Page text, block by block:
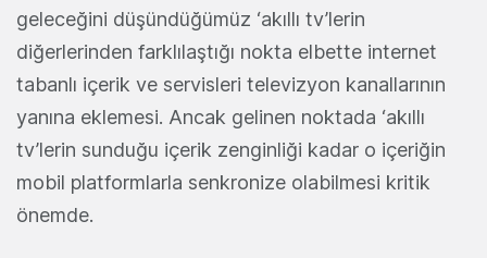
geleceğini düşündüğümüz ‘akıllı tv’lerin
diğerlerinden farklılaştığı nokta elbette internet
tabanlı içerik ve servisleri televizyon kanallarının
yanına eklemesi. Ancak gelinen noktada ‘akıllı
tv’lerin sunduğu içerik zenginliği kadar o içeriğin
mobil platformlarla senkronize olabilmesi kritik
önemde.